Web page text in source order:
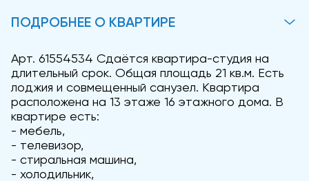
ПОДРОБНЕЕ О КВАРТИРЕ
Арт. 61554534 Сдаётся квартира-студия на
длительный срок. Общая площадь 21 кв.м. Есть
лоджия и совмещенный санузел. Квартира
расположена на 13 этаже 16 этажного дома. В
квартире есть:
- мебель,
- телевизор,
- стиральная машина,
- холодильник,